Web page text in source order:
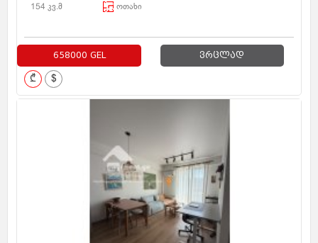
154 კვ.მ ოთახი
658000 GEL ვრცლად
₾ $